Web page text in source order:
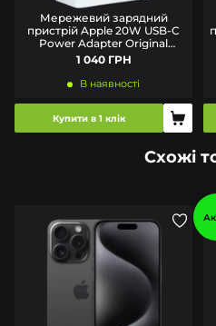
Мережевий зарядний
пристрій Apple 20W USB-C
Power Adapter Original
(MUVV3ZM/A) BOX
1 040 ГРН
В наявності
Купити в 1 клік
Схожі